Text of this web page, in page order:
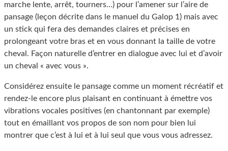
marche lente, arrêt, tourners…) pour l’amener sur l’aire de
pansage (leçon décrite dans le manuel du Galop 1) mais avec
un stick qui fera des demandes claires et précises en
prolongeant votre bras et en vous donnant la taille de votre
cheval. Façon naturelle d’entrer en dialogue avec lui et d’avoir
un cheval « avec vous ».
Considérez ensuite le pansage comme un moment récréatif et
rendez-le encore plus plaisant en continuant à émettre vos
vibrations vocales positives (en chantonnant par exemple)
tout en émaillant vos propos de son nom pour bien lui
montrer que c’est à lui et à lui seul que vous vous adressez.